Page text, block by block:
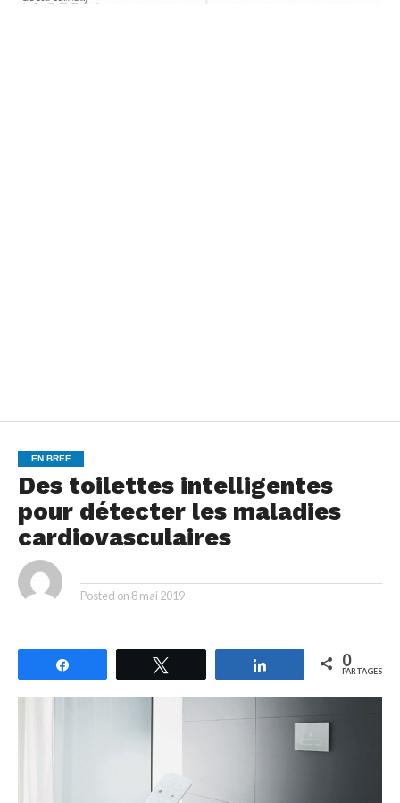
EN BREF
Des toilettes intelligentes
pour détecter les maladies
cardiovasculaires
Posted on 8 mai 2019
Partagez 0
PARTAGES